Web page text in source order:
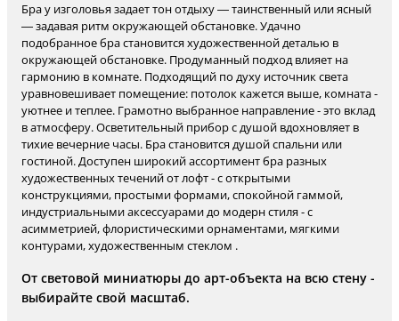
Бра у изголовья задает тон отдыху — таинственный или ясный
— задавая ритм окружающей обстановке. Удачно
подобранное бра становится художественной деталью в
окружающей обстановке. Продуманный подход влияет на
гармонию в комнате. Подходящий по духу источник света
уравновешивает помещение: потолок кажется выше, комната -
уютнее и теплее. Грамотно выбранное направление - это вклад
в атмосферу. Осветительный прибор с душой вдохновляет в
тихие вечерние часы. Бра становится душой спальни или
гостиной. Доступен широкий ассортимент бра разных
художественных течений от лофт - с открытыми
конструкциями, простыми формами, спокойной гаммой,
индустриальными аксессуарами до модерн стиля - с
асимметрией, флористическими орнаментами, мягкими
контурами, художественным стеклом .
От световой миниатюры до арт-объекта на всю стену -
выбирайте свой масштаб.